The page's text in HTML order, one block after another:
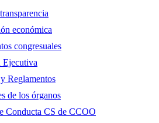
económica
congresuales
Ejecutiva
Reglamentos
de los órganos
Conducta CS de CCOO